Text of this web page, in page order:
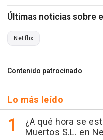
Últimas noticias sobre
Netflix
Contenido patrocinado
Lo más leído
¿A qué hora se
Muertos S.L. en